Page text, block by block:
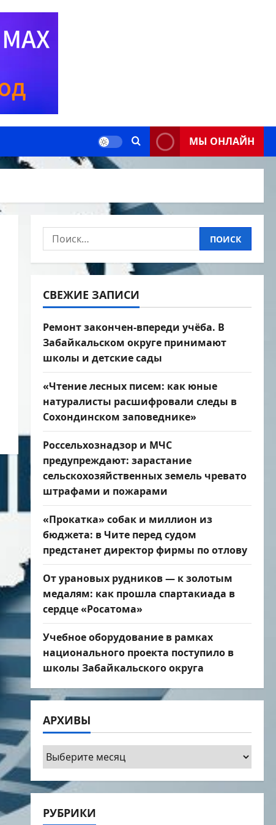
МЫ ОНЛАЙН
Найти:
СВЕЖИЕ ЗАПИСИ
Ремонт закончен-впереди учёба. В
Забайкальском округе принимают
школы и детские сады
«Чтение лесных писем: как юные
натуралисты расшифровали следы в
Сохондинском заповеднике»
Россельхознадзор и МЧС
предупреждают: зарастание
сельскохозяйственных земель чревато
штрафами и пожарами
«Прокатка» собак и миллион из
бюджета: в Чите перед судом
предстанет директор фирмы по отлову
От урановых рудников — к золотым
медалям: как прошла спартакиада в
сердце «Росатома»
Учебное оборудование в рамках
национального проекта поступило в
школы Забайкальского округа
АРХИВЫ
Архивы
РУБРИКИ